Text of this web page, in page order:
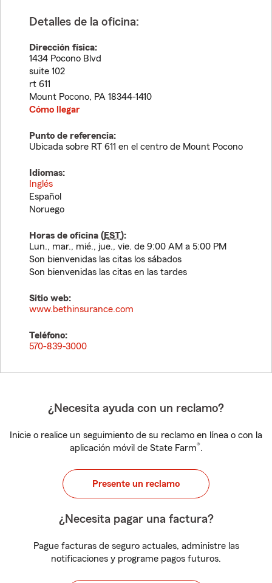
Detalles de la oficina:
Dirección física:
1434 Pocono Blvd
suite 102
rt 611
Mount Pocono, PA 18344-1410
Cómo llegar
Punto de referencia:
Ubicada sobre RT 611 en el centro de Mount Pocono
Idiomas:
Inglés
Español
Noruego
Horas de oficina (EST):
Lun., mar., mié., jue., vie. de 9:00 AM a 5:00 PM
Son bienvenidas las citas los sábados
Son bienvenidas las citas en las tardes
Sitio web:
www.bethinsurance.com
Teléfono:
570-839-3000
¿Necesita ayuda con un reclamo?
Inicie o realice un seguimiento de su reclamo en línea o con la
aplicación móvil de State Farm®.
Presente un reclamo
¿Necesita pagar una factura?
Pague facturas de seguro actuales, administre las
notificaciones y programe pagos futuros.